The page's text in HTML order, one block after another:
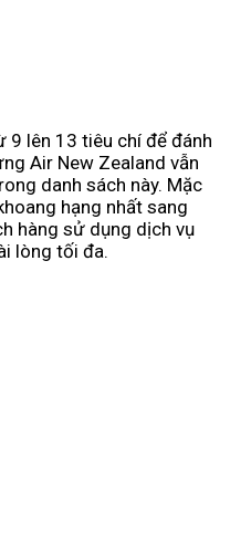
9 lên 13 tiêu chí để đánh
Air New Zealand vẫn
danh sách này. Mặc
hạng nhất sang
hàng sử dụng dịch vụ
lòng tối đa.